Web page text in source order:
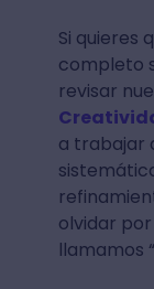
Si quieres
completo
revisar
a trabajar
olvidar
llamamos